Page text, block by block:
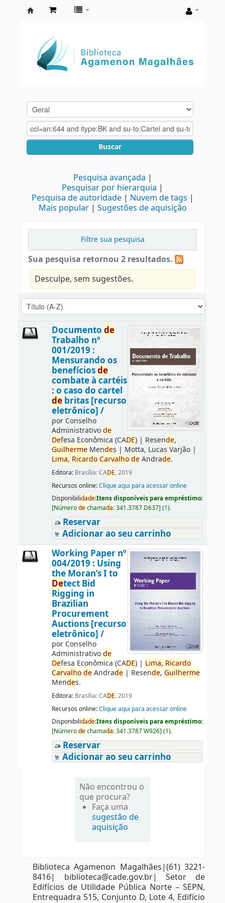
Agamenon
Magalhães
Buscar
Pesquisa avançada
Pesquisar por hierarquia
Pesquisa de autoridade
Nuvem de tags
Mais popular
Sugestões de aquisição
Filtre sua pesquisa
Sua pesquisa retornou 2 resultados.
Desculpe, sem sugestões.
Documento de
Trabalho nº
001/2019 :
Mensurando os
benefíciosde
combate à cartéis
: o caso do cartel
debritas [recurso
eletrônico] /
por Conselho
Administrativode
Defesa Econômica (CADE)| Resende,
GuilhermeMendes | Motta, Lucas Varjão|
Lima, Ricardo Carvalho deAndrade.
Editora: Brasília: CADE, 2019
Recursos online:Clique aqui para acessar online
Disponibilidade:Itens disponíveis para empréstimo:
[Númerodechamada:341.3787 D637] (1).
Reservar
Adicionar ao seu carrinho
Working Paper nº
004/2019 : Using
the Moran’s I to
Detect Bid
Rigging in
Brazilian
Procurement
Auctions [recurso
eletrônico] /
por Conselho
Administrativode
Defesa Econômica (CADE)| Lima, Ricardo
Carvalho deAndrade| Resende, Guilherme
Mendes.
Editora: Brasília: CADE, 2019
Recursos online:Clique aqui para acessar online
Disponibilidade:Itens disponíveis para empréstimo:
[Númerodechamada:341.3787 W926] (1).
Reservar
Adicionar ao seu carrinho
Não encontrou o
que procura?
Faça uma
sugestão de
aquisição
Biblioteca Agamenon Magalhães|(61) 3221-
8416| biblioteca@cade.gov.br| Setor de
Edifícios de Utilidade Pública Norte – SEPN,
Entrequadra 515, Conjunto D, Lote 4, Edifício